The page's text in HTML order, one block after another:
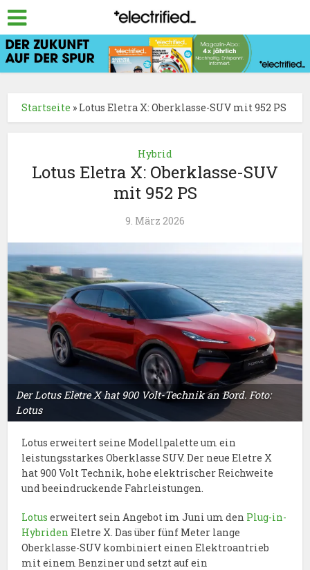
Startseite » Lotus Eletra X: Oberklasse-SUV mit 952 PS
Hybrid
Lotus Eletra X: Oberklasse-SUV
mit 952 PS
9. März 2026
Der Lotus Eletre X hat 900 Volt-Technik an Bord. Foto:
Lotus
Lotus erweitert seine Modellpalette um ein
leistungsstarkes Oberklasse SUV. Der neue Eletre X
hat 900 Volt Technik, hohe elektrischer Reichweite
und beeindruckende Fahrleistungen.
Lotus erweitert sein Angebot im Juni um den Plug-in-
Hybriden Eletre X. Das über fünf Meter lange
Oberklasse-SUV kombiniert einen Elektroantrieb
mit einem Benziner und setzt auf ein